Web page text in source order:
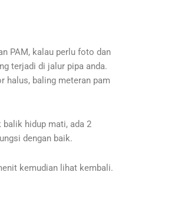
PAM, kalau perlu foto dan
terjadi di jalur pipa anda.
halus, baling meteran pam
hidup mati, ada 2
dengan baik.
kemudian lihat kembali.